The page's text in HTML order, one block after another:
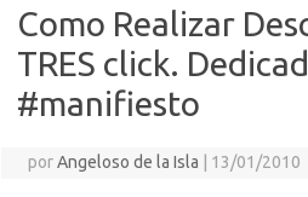
Como Realizar
TRES click.
#manifiesto
porAngeloso de la Isla 13/01/2010